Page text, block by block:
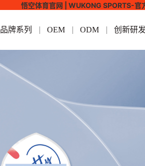
悟空体育官网 | WUKONG SPORTS-官
品牌系列 OEM ODM 创新研发